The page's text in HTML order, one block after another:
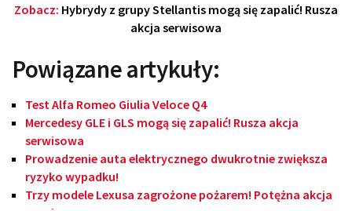
Zobacz: Hybrydy z grupy Stellantis mogą się zapalić! Rusza
akcja serwisowa
Powiązane artykuły:
Test Alfa Romeo Giulia Veloce Q4
Mercedesy GLE i GLS mogą się zapalić! Rusza akcja
serwisowa
Prowadzenie auta elektrycznego dwukrotnie zwiększa
ryzyko wypadku!
Trzy modele Lexusa zagrożone pożarem! Potężna akcja